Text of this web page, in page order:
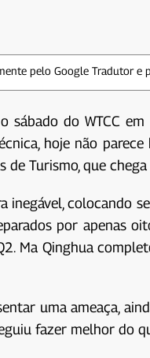
pelo Google Tradutor e
sábado do WTCC
hoje não
de Turismo, que
inegável, colocando
por apenas
Ma Qinghua
uma ameaça,
fazer melhor do